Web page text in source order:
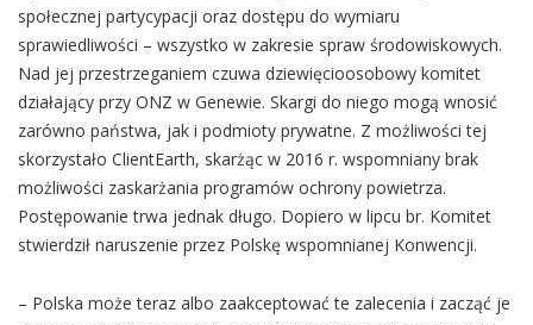
społecznej partycypacji oraz dostępu do wymiaru
sprawiedliwości – wszystko w zakresie spraw środowiskowych.
Nad jej przestrzeganiem czuwa dziewięcioosobowy komitet
działający przy ONZ w Genewie. Skargi do niego mogą wnosić
zarówno państwa, jak i podmioty prywatne. Z możliwości tej
skorzystało ClientEarth, skarżąc w 2016 r. wspomniany brak
możliwości zaskarżania programów ochrony powietrza.
Postępowanie trwa jednak długo. Dopiero w lipcu br. Komitet
stwierdził naruszenie przez Polskę wspomnianej Konwencji.
– Polska może teraz albo zaakceptować te zalecenia i zacząć je